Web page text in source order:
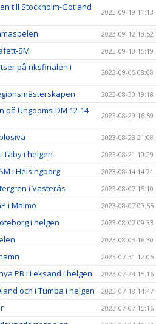
till Stockholm-Gotland
2023-09-19 11:13
2023-09-12 13:52
SM 2023-09-10 15:19
på riksfinalen i
2023-09-05 08:08
2023-08-30 19:18
på Ungdoms-DM 12-14
2023-08-29 16:59
2023-08-23 21:08
Täby i helgen 2023-08-21 10:29
i Helsingborg 2023-08-14 14:21
i Västerås 2023-08-07 15:10
i Malmö 2023-08-07 09:55
i helgen 2023-08-07 09:33
2023-08-03 16:30
2023-07-31 12:06
PB i Leksand i helgen 2023-07-24 15:16
och i Tumba i helgen 2023-07-18 14:47
2023-07-07 15:16